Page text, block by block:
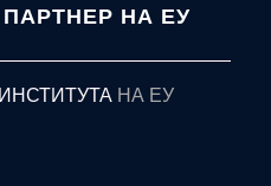
НА ЕУ
НА ЕУ